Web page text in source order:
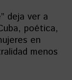
deja ver a
poética,
en
menos